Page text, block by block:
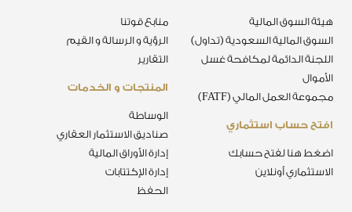
المنتجات و الخدمات
الوساطة
صناديق الاستثمار العقاري
إدارة الأوراق المالية
إدارة الإكتتابات
الحفظ
منابع قوتنا
الرؤية و الرسالة و القيم
التقارير
افتح حساب استثماري
اضغط هنا لفتح حسابك
الاستثماري أونلاين
هيئة السوق المالية
السوق المالية السعودية (تداول)
اللجنة الدائمة لمكافحة غسل
الأموال
مجموعة العمل المالي (FATF)